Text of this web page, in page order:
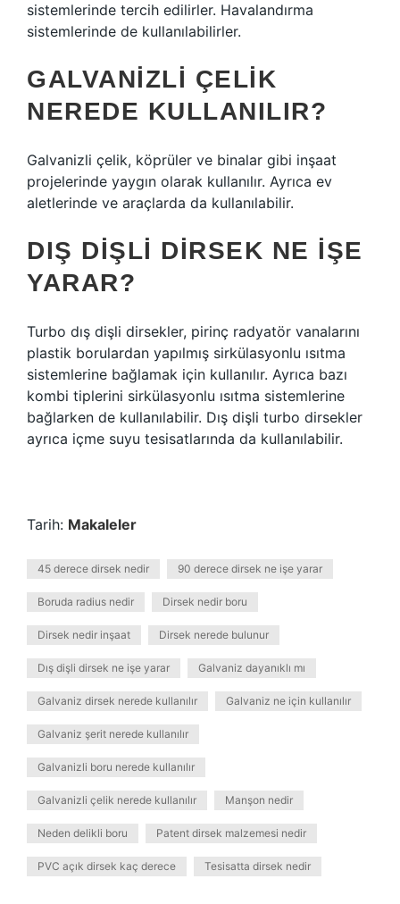
sistemlerinde tercih edilirler. Havalandırma
sistemlerinde de kullanılabilirler.
GALVANIZLI ÇELIK
NEREDE KULLANILIR?
Galvanizli çelik, köprüler ve binalar gibi inşaat
projelerinde yaygın olarak kullanılır. Ayrıca ev
aletlerinde ve araçlarda da kullanılabilir.
DIŞ DIŞLI DIRSEK NE IŞE
YARAR?
Turbo dış dişli dirsekler, pirinç radyatör vanalarını
plastik borulardan yapılmış sirkülasyonlu ısıtma
sistemlerine bağlamak için kullanılır. Ayrıca bazı
kombi tiplerini sirkülasyonlu ısıtma sistemlerine
bağlarken de kullanılabilir. Dış dişli turbo dirsekler
ayrıca içme suyu tesisatlarında da kullanılabilir.
Tarih: Makaleler
45 derece dirsek nedir 90 derece dirsek ne işe yarar
Boruda radius nedir Dirsek nedir boru
Dirsek nedir inşaat Dirsek nerede bulunur
Dış dişli dirsek ne işe yarar Galvaniz dayanıklı mı
Galvaniz dirsek nerede kullanılır Galvaniz ne için kullanılır
Galvaniz şerit nerede kullanılır
Galvanizli boru nerede kullanılır
Galvanizli çelik nerede kullanılır Manşon nedir
Neden delikli boru Patent dirsek malzemesi nedir
PVC açık dirsek kaç derece Tesisatta dirsek nedir